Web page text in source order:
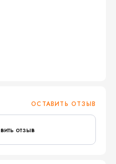
ОСТАВИТЬ ОТЗЫВ
отзыв